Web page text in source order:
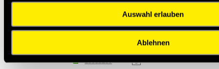
Auswahl erlauben
Ablehnen
18084800
18085200